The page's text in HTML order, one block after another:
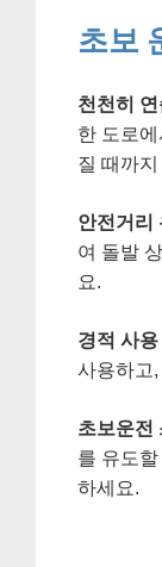
초보
천천히
한 도로
질 때까
안전거리
여 돌발
요.
경적 사
사용하고
초보운전
를 유도
하세요.